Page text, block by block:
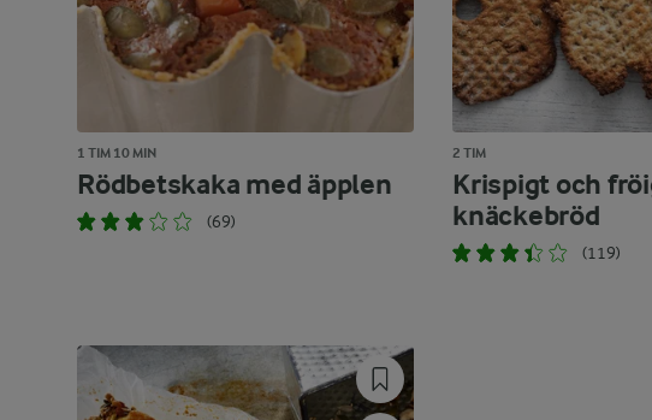
1 TIM 10 MIN
Rödbetskaka med äpplen
(69)
2 TIM
Krispigt och
knäckebröd
(119)